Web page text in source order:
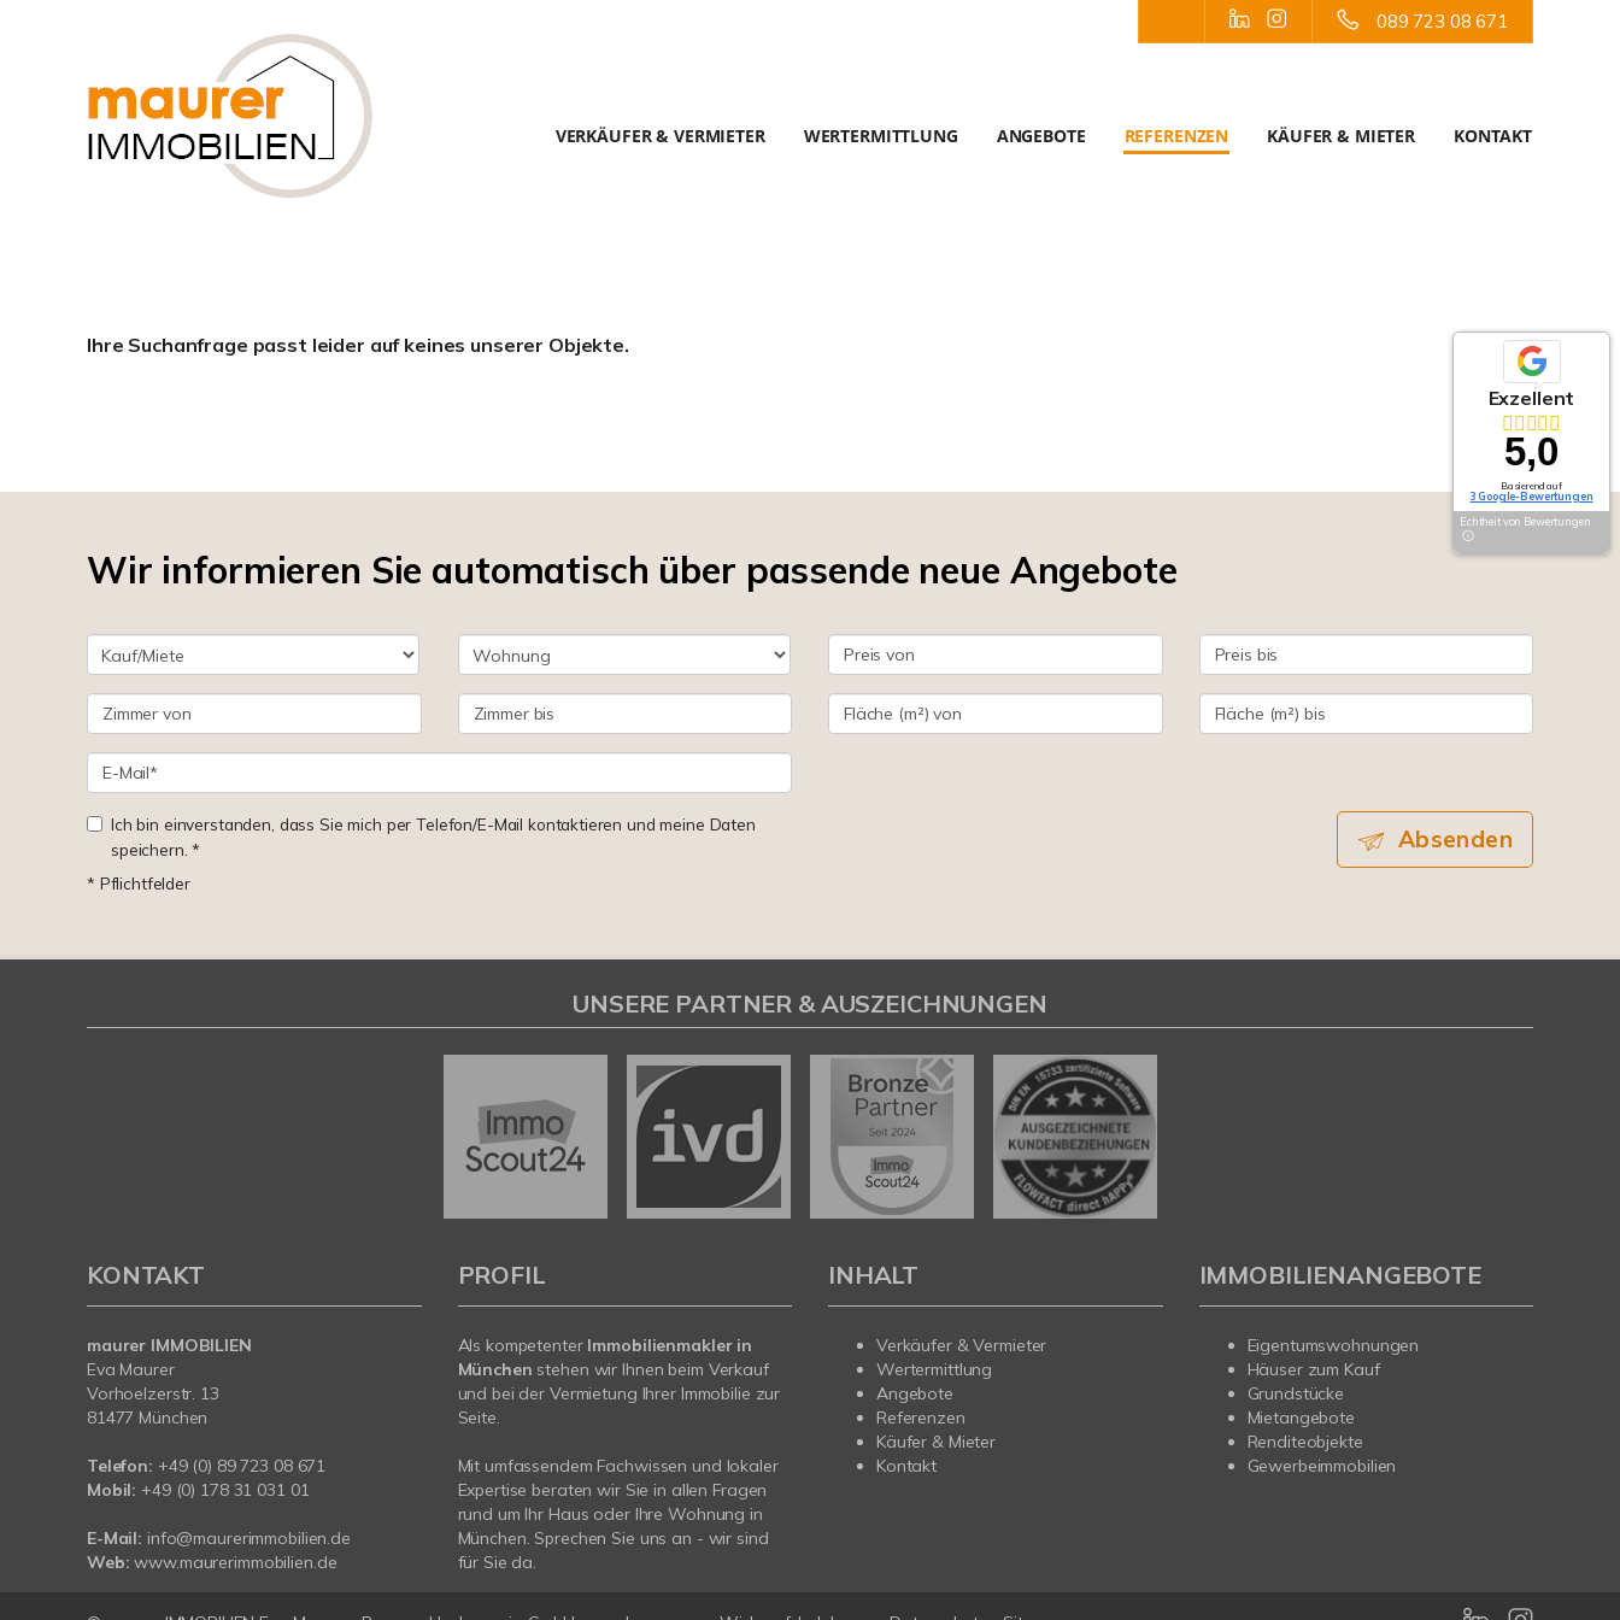
089 723 08 671
VERKÄUFER & VERMIETER WERTERMITTLUNG ANGEBOTE REFERENZEN KÄUFER & MIETER KONTAKT
Ihre Suchanfrage passt leider auf keines unserer Objekte.
Wir informieren Sie automatisch über passende neue Angebote
Ich bin einverstanden, dass Sie mich per Telefon/E-Mail kontaktieren und meine Daten
speichern. *
* Pflichtfelder
Absenden
Exzellent
5,0
Basierend auf
3 Google-Bewertungen
Echtheit von Bewertungen
UNSERE PARTNER & AUSZEICHNUNGEN
KONTAKT
maurer IMMOBILIEN
Eva Maurer
Vorhoelzerstr. 13
81477 München
Telefon: +49 (0) 89 723 08 671
Mobil: +49 (0) 178 31 031 01
E-Mail: info@maurerimmobilien.de
Web: www.maurerimmobilien.de
PROFIL
Als kompetenter Immobilienmakler in
München stehen wir Ihnen beim Verkauf
und bei der Vermietung Ihrer Immobilie zur
Seite.
Mit umfassendem Fachwissen und lokaler
Expertise beraten wir Sie in allen Fragen
rund um Ihr Haus oder Ihre Wohnung in
München. Sprechen Sie uns an - wir sind
für Sie da.
INHALT
Verkäufer & Vermieter
Wertermittlung
Angebote
Referenzen
Käufer & Mieter
Kontakt
IMMOBILIENANGEBOTE
Eigentumswohnungen
Häuser zum Kauf
Grundstücke
Mietangebote
Renditeobjekte
Gewerbeimmobilien